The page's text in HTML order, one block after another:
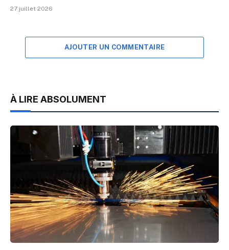
27 juillet 2026
AJOUTER UN COMMENTAIRE
À LIRE ABSOLUMENT